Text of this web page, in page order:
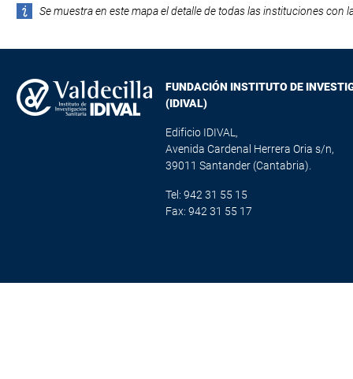
Se muestra en este mapa el detalle de todas las instituciones
FUNDACIÓN INSTITUTO DE
(IDIVAL)
Edificio IDIVAL,
Avenida Cardenal Herrera Oria s/n,
39011 Santander (Cantabria).
Tel: 942 31 55 15
Fax: 942 31 55 17